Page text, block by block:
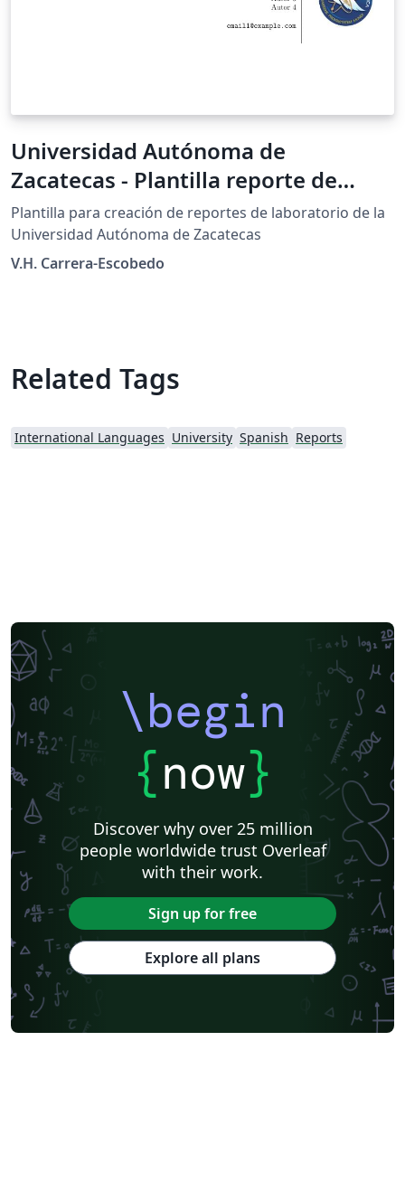
Universidad Autónoma de
Zacatecas - Plantilla reporte de
laboratorio
Plantilla para creación de reportes de laboratorio de la
Universidad Autónoma de Zacatecas
V.H. Carrera-Escobedo
Related Tags
International Languages University Spanish Reports
\begin
{now}
Discover why over 25 million
people worldwide trust Overleaf
with their work.
Sign up for free
Explore all plans